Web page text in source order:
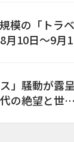
模の「トラベ
10日～9月
」騒動が露呈
の絶望と世代